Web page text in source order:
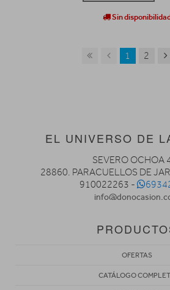
Sin
1 2
EL UNIVERSO DE
SEVERO OCHOA
28860. PARACUELLOS DE
910022263 -
OFERTAS
CATÁLOGO